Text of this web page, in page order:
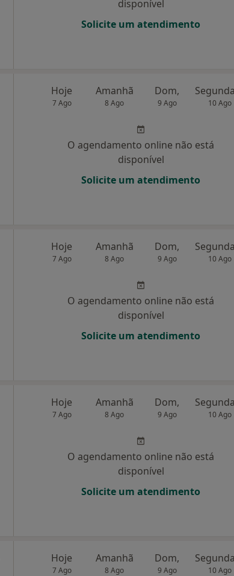
disponível
Solicite um atendimento
Hoje
7 Ago
Amanhã
8 Ago
Dom,
9 Ago 10 Ago
O agendamento online não está
disponível
Solicite um atendimento
Hoje
7 Ago
Amanhã
8 Ago
Dom,
9 Ago 10 Ago
O agendamento online não está
disponível
Solicite um atendimento
Hoje
7 Ago
Amanhã
8 Ago
Dom,
9 Ago 10 Ago
O agendamento online não está
disponível
Solicite um atendimento
Hoje
7 Ago
Amanhã
8 Ago
Dom,
9 Ago 10 Ago